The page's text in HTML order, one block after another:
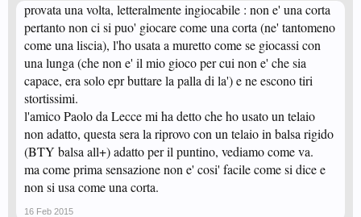
provata una volta, letteralmente ingiocabile : non e' una corta
pertanto non ci si puo' giocare come una corta (ne' tantomeno
come una liscia), l'ho usata a muretto come se giocassi con
una lunga (che non e' il mio gioco per cui non e' che sia
capace, era solo epr buttare la palla di la') e ne escono tiri
stortissimi.
l'amico Paolo da Lecce mi ha detto che ho usato un telaio
non adatto, questa sera la riprovo con un telaio in balsa rigido
(BTY balsa all+) adatto per il puntino, vediamo come va.
ma come prima sensazione non e' cosi' facile come si dice e
non si usa come una corta.
16 Feb 2015